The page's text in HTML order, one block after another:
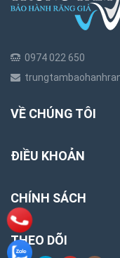
0974 022 650
VỀ CHÚNG TÔI
ĐIỀU KHOẢN
CHÍNH SÁCH
THEO DÕI